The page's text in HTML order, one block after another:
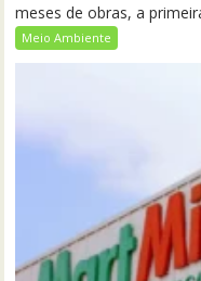
meses de obras, a
Meio Ambiente